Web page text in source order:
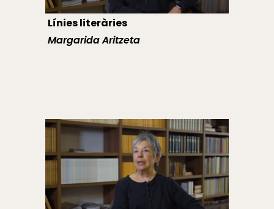
Línies literàries
Margarida Aritzeta